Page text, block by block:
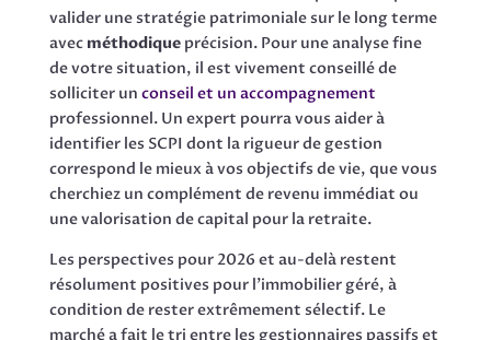
valider une stratégie patrimoniale sur le long terme
avec méthodiqueprécision. Pour une analyse fine
de votre situation, il est vivement conseillé de
solliciter un conseil et un accompagnement
professionnel. Un expert pourra vous aider à
identifier les SCPI dont la rigueur de gestion
correspond le mieux à vos objectifs de vie, que vous
cherchiez un complément de revenu immédiat ou
une valorisation de capital pour la retraite.
Les perspectives pour 2026 et au-delà restent
résolument positives pour l’immobilier géré, à
condition de rester extrêmement sélectif. Le
marché a fait le tri entre les gestionnaires passifs et